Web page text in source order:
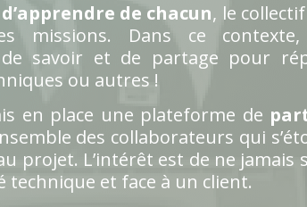
de chacun, le
missions. Dans ce
savoir et de partage pour
ou autres !
en place une plateforme de
des collaborateurs qui
projet. L’intérêt est de ne jamais
technique et face à un client.